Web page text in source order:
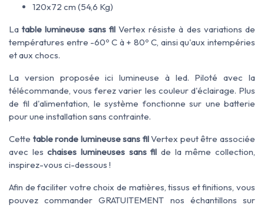
120x72 cm (54,6 Kg)
Latable lumineuse sans filVertex résiste à des variations de
températures entre -60º C à + 80º C, ainsi qu'aux intempéries
et aux chocs.
La version proposée ici lumineuse à led. Piloté avec la
télécommande, vous ferez varier les couleur d'éclairage. Plus
de fil d'alimentation, le système fonctionne sur une batterie
pour une installation sans contrainte.
Cette table ronde lumineuse sans filVertex peut être associée
avec leschaises lumineuses sans filde la même collection,
inspirez-vous ci-dessous !
Afin de faciliter votre choix de matières, tissus et finitions, vous
pouvez commander GRATUITEMENT nos échantillons sur